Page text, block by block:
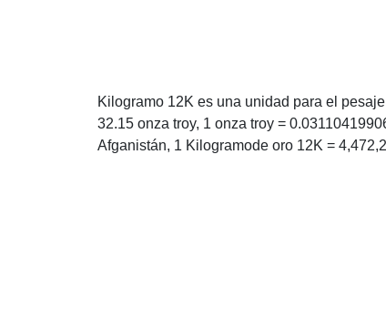
Kilogramo 12K es una unidad para el
32.15 onza troy, 1 onza troy =
Afganistán, 1 Kilogramode oro 12K =